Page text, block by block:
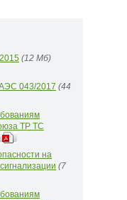
(12 Mб)
043/2017 (44
ТР ТС
на
(7